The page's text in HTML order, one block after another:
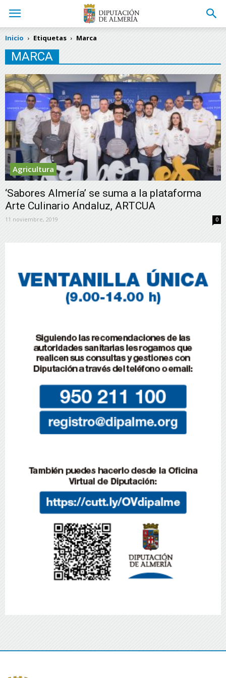
Inicio Etiquetas Marca
MARCA
Agricultura
‘Sabores Almería’ se suma a la plataforma
Arte Culinario Andaluz, ARTCUA
11 noviembre, 2019 0